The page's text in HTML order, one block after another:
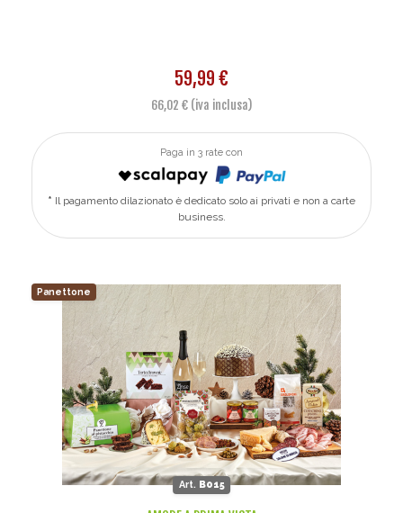
59,99 €
66,02 € (iva inclusa)
Paga in 3 rate con
Il pagamento dilazionato è dedicato solo ai privati e non a carte
business.
Panettone
Art. B015